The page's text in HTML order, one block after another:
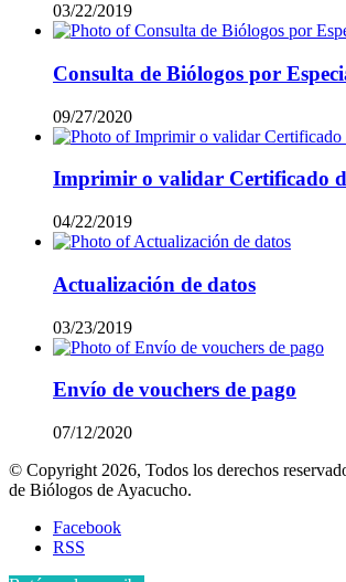
03/22/2019
Consulta de Biólogos por
09/27/2020
Imprimir o validar Certificado
04/22/2019
Actualización de datos
03/23/2019
Envío de vouchers de pago
07/12/2020
© Copyright 2026, Todos los derechos
de Biólogos de Ayacucho.
Facebook
RSS